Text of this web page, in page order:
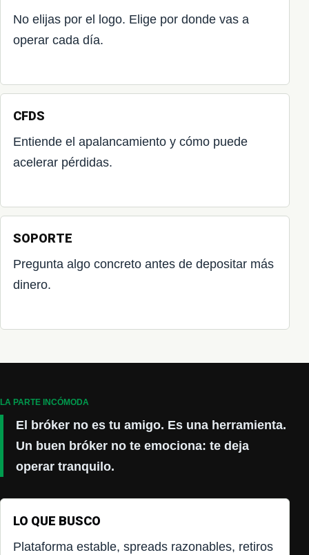
No elijas por el logo. Elige por donde vas a
operar cada día.
CFDS
Entiende el apalancamiento y cómo puede
acelerar pérdidas.
SOPORTE
Pregunta algo concreto antes de depositar más
dinero.
LA PARTE INCÓMODA
El bróker no es tu amigo. Es una herramienta.
Un buen bróker no te emociona: te deja
operar tranquilo.
LO QUE BUSCO
Plataforma estable, spreads razonables, retiros